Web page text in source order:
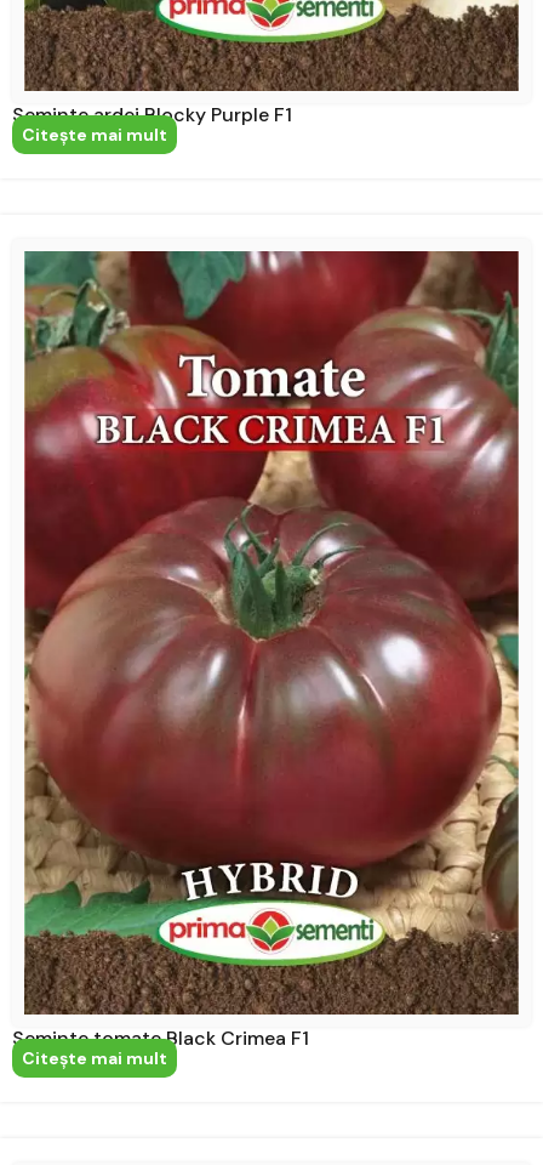
Seminte ardei Blocky Purple F1
Citeşte mai mult
Seminte tomate Black Crimea F1
Citeşte mai mult